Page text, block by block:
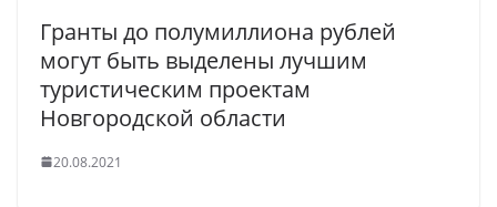
Гранты до полумиллиона рублей
могут быть выделены лучшим
туристическим проектам
Новгородской области
20.08.2021